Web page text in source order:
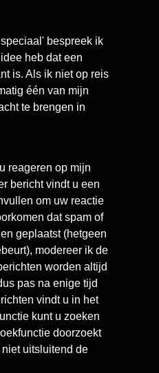
bespreek ik
heb dat een
is. Als ik niet op reis
één van mijn
te brengen in
reageren op mijn
bericht vindt u een
om uw reactie
dat spam of
geplaatst (hetgeen
modereer ik de
worden altijd
pas na enige tijd
vindt u in het
kunt u zoeken
doorzoekt
uitsluitend de